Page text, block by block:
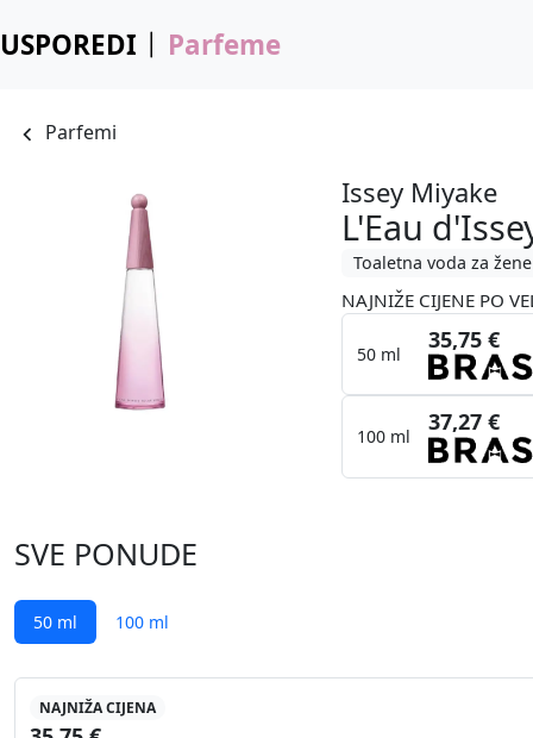
USPOREDI Parfeme
Parfemi
Issey Miyake
L'Eau
Toaletna voda za žene
NAJNIŽE CIJENE PO
50 ml
35,75 €
100 ml
37,27 €
SVE PONUDE
50 ml 100 ml
NAJNIŽA CIJENA